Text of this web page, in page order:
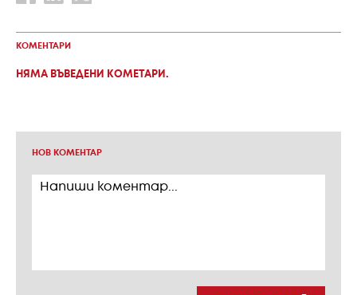
КОМЕНТАРИ
НЯМА ВЪВЕДЕНИ КОМЕТАРИ.
НОВ КОМЕНТАР